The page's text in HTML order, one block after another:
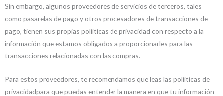
Sin embargo, algunos proveedores de servicios de terceros, tales
como pasarelas de pago y otros procesadores de transacciones de
pago, tienen sus propias poliíticas de privacidad con respecto a la
información que estamos obligados a proporcionarles para las
transacciones relacionadas con las compras.
Para estos proveedores, te recomendamos que leas las poliíticas de
privacidadpara que puedas entender la manera en que tu información